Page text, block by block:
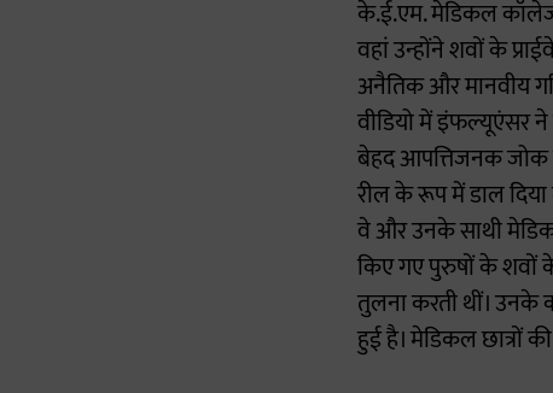
के.ई.एम. मेडिकल कॉलेज
वहां उन्होंने शवों के
अनैतिक और मानवीय
वीडियो में इंफल्यूएंसर ने
बेहद आपत्तिजनक जोक
रील के रूप में डाल
वे और उनके साथी
किए गए पुरुषों के शवों
तुलना करती थीं।
हुई है। मेडिकल छात्रों